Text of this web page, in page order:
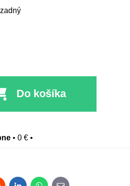
Do košíka
• 0 € •